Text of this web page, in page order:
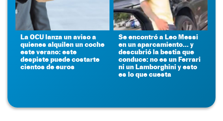
La OCU lanza un aviso a
quienes alquilen un coche
este verano: este
despiste puede costarte
cientos de euros
Se encontró a Leo Messi
en un aparcamiento... y
descubrió la bestia que
conduce: no es un Ferrari
ni un Lamborghini y esto
es lo que cuesta